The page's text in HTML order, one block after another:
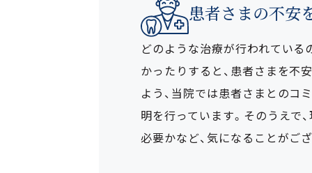
患者さまの不安
どのような治療が行われている
かったりすると、患者さまを不
よう、当院では患者さまとのコ
明を行っています。そのうえで
必要かなど、気になることがご